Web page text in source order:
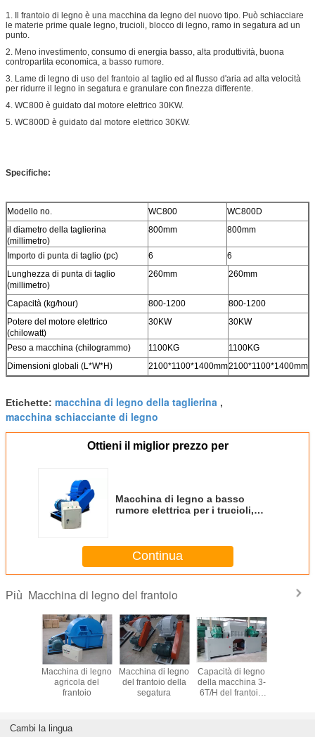
1. Il frantoio di legno è una macchina da legno del nuovo tipo. Può schiacciare
le materie prime quale legno, trucioli, blocco di legno, ramo in segatura ad un
punto.
2. Meno investimento, consumo di energia basso, alta produttività, buona
contropartita economica, a basso rumore.
3. Lame di legno di uso del frantoio al taglio ed al flusso d'aria ad alta velocità
per ridurre il legno in segatura e granulare con finezza differente.
4. WC800 è guidato dal motore elettrico 30KW.
5. WC800D è guidato dal motore elettrico 30KW.
Specifiche:
Modello no. WC800
WC800D
il diametro della taglierina
(millimetro)
800mm 800mm
Importo di punta di taglio (pc) 6
6
Lunghezza di punta di taglio
(millimetro)
260mm 260mm
Capacità (kg/hour) 800-1200
800-1200
Potere del motore elettrico
(chilowatt)
30KW 30KW
Peso a macchina (chilogrammo) 1100KG
1100KG
Dimensioni globali (L*W*H)
2100*1100*1400mm2100*1100*1400mm
Etichette: macchina di legno della taglierina ,
macchina schiacciante di legno
Ottieni il miglior prezzo per
Macchina di legno a basso
rumore elettrica per i trucioli,
Continua
Più Macchina di legno del frantoio
Macchina di legno
agricola del
frantoio
Macchina di legno
del frantoio della
segatura
Capacità di legno
della macchina 3-
6T/H del frantoio
Cambi la lingua